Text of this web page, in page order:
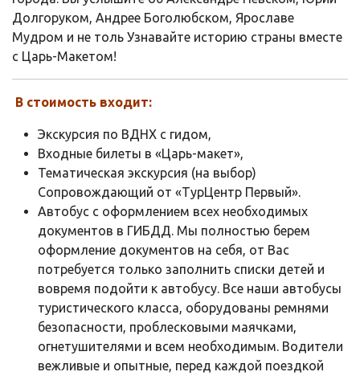
Долгоруком, Андрее Боголюбском, Ярославе
Мудром и не толь Узнавайте историю страны вместе
с Царь-Макетом!
В стоимость входит:
Экскурсия по ВДНХ с гидом,
Входные билеты в «Царь-макет»,
Тематическая экскурсия (на выбор)
Сопровождающий от «ТурЦентр Первый».
Автобус с оформлением всех необходимых
документов в ГИБДД. Мы полностью берем
оформление документов на себя, от Вас
потребуется только заполнить списки детей и
вовремя подойти к автобусу. Все наши автобусы
туристического класса, оборудованы ремнями
безопасности, проблесковыми маячками,
огнетушителями и всем необходимым. Водители
вежливые и опытные, перед каждой поездкой